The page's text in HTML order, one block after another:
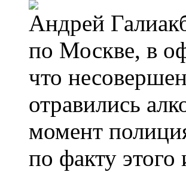
Андрей
по Москве, в
что
отравились
момент
по факту этого